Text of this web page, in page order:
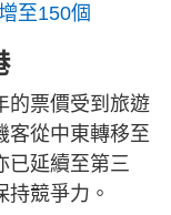
至150個
的票價受到旅遊
客從中東轉移至
已延續至第三
競爭力。